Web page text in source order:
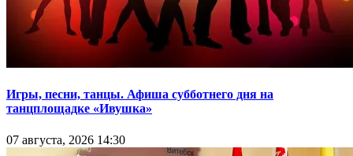
Игры, песни, танцы. Афиша субботнего дня на
танцплощадке «Ивушка»
07 августа, 2026 14:30